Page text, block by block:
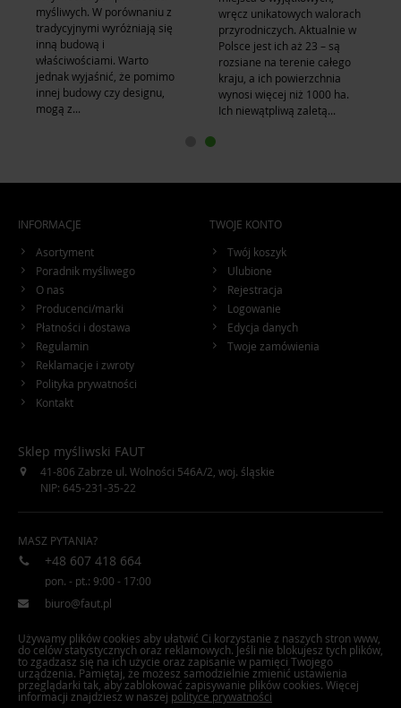
myśliwych. W porównaniu z
tradycyjnymi wyróżniają się
inną budową i
właściwościami. Warto
jednak wyjaśnić, że pomimo
innej budowy czy designu,
mogą z...
wręcz unikatowych walorach
przyrodniczych. Aktualnie w
Polsce jest ich aż 23 – są
rozsiane na terenie całego
kraju, a ich powierzchnia
wynosi więcej niż 1000 ha.
Ich niewątpliwą zaletą...
INFORMACJE
Asortyment
Poradnik myśliwego
O nas
Producenci/marki
Płatności i dostawa
Regulamin
Reklamacje i zwroty
Polityka prywatności
Kontakt
TWOJE KONTO
Twój koszyk
Ulubione
Rejestracja
Logowanie
Edycja danych
Twoje zamówienia
Sklep myśliwski FAUT
41-806 Zabrze ul. Wolności 546A/2 woj. śląskie
NIP: 645-231-35-22
MASZ PYTANIA?
+48 607 418 664
pon. - pt.: 9:00 - 17:00
biuro@faut.pl
faut.com.pl na facebook
faut.com.pl na Twitter
Używamy plików cookies aby ułatwić Ci korzystanie z naszych stron www,
do celów statystycznych oraz reklamowych. Jeśli nie blokujesz tych plików,
to zgadzasz się na ich użycie oraz zapisanie w pamięci Twojego
urządzenia. Pamiętaj, że możesz samodzielnie zmienić ustawienia
przeglądarki tak, aby zablokować zapisywanie plików cookies. Więcej
informacji znajdziesz w naszej polityce prywatności